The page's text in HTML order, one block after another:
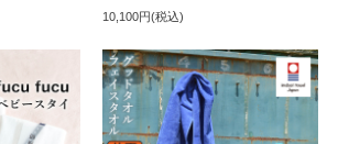
10,100円(税込)